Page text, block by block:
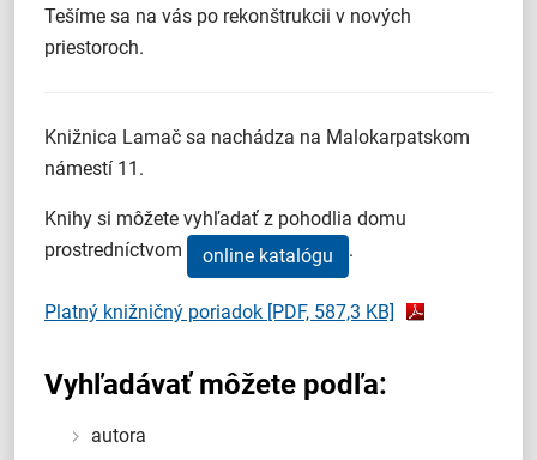
Tešíme sa na vás po rekonštrukcii v nových
priestoroch.
Knižnica Lamač sa nachádza na Malokarpatskom
námestí 11.
Knihy si môžete vyhľadať z pohodlia domu
prostredníctvom
online katalógu .
Platný knižničný poriadok [PDF, 587,3 KB]
Vyhľadávať môžete podľa:
autora